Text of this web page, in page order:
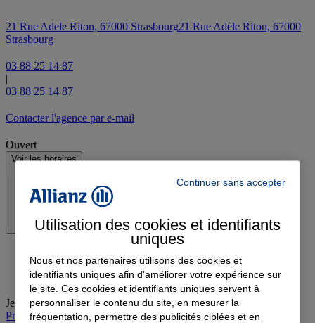
21 Rue Adele Riton, 67000 Strasbourg21 Rue Adele Riton, 67000
Strasbourg
03 88 25 14 87
|
03 88 25 14 87
Contacter l'agence par e-mail
Ouvert
Voir les horaires
Jeudi : 09:00-12:00, 14:00-18:00
Prendre rendez-vous à l'agence
Continuer sans accepter
Utilisation des cookies et identifiants
uniques
Nous et nos partenaires utilisons des cookies et
identifiants uniques afin d'améliorer votre expérience sur
le site. Ces cookies et identifiants uniques servent à
personnaliser le contenu du site, en mesurer la
fréquentation, permettre des publicités ciblées et en